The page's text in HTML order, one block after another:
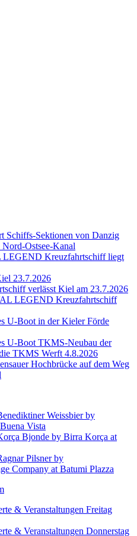
Schiffs-Sektionen von Danzig
Ostsee-Kanal
Kreuzfahrtschiff liegt
23.7.2026
verlässt Kiel am 23.7.2026
LEGEND Kreuzfahrtschiff
U-Boot in der Kieler Förde
U-Boot TKMS-Neubau der
TKMS Werft 4.8.2026
Hochbrücke auf dem Weg
Weissbier by
Vista
Bjonde by Birra Korça at
Pilsner by
Company at Batumi Plazza
& Veranstaltungen Freitag
& Veranstaltungen Donnerstag